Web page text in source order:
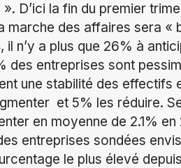
D’ici la fin du premier
marche des affaires sera «
n’y a plus que 26% à
des entreprises sont
une stabilité des effectifs
et 5% les réduire.
en moyenne de 2.1%
entreprises sondées
le plus élevé